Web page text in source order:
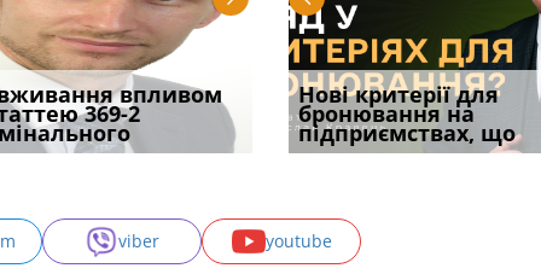
встановив для
шкоди
Документи, на яких не
проставляється
апостиль: пер
впливом
369-2
Переоформлення
відстрочки за іншою
підставою: нов
з юристів замінить
а хто зароблятиме
Нові критерії для
бронювання на
підприємствах, що
Восьмий ААС
підтвердив, що
може скас
viber youtube